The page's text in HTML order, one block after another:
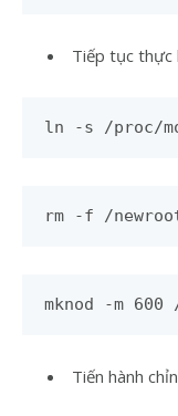
Tiếp tục thực
ln -s /proc/
rm -f /
mknod -m
Tiến hành